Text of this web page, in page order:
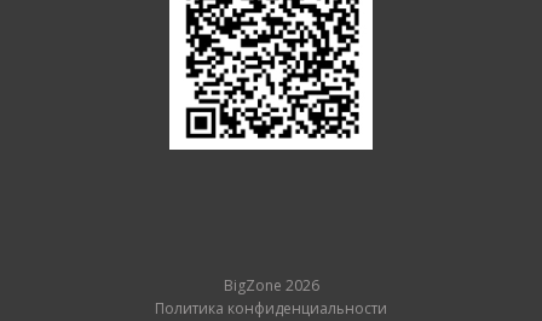
BigZone 2026
Политика конфиденциальности